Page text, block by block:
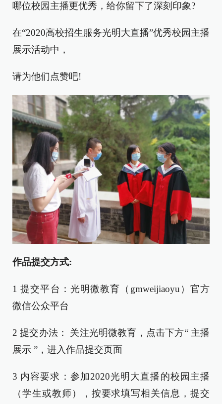
哪位校园主播更优秀，给你留下了深刻印象?
在“2020高校招生服务光明大直播”优秀校园主播
展示活动中，
请为他们点赞吧!
作品提交方式:
1 提交平台：光明微教育（gmweijiaoyu）官方
微信公众平台
2 提交办法： 关注光明微教育，点击下方“ 主播
展示 ”，进入作品提交页面
3 内容要求：参加2020光明大直播的校园主播
（学生或教师），按要求填写相关信息，提交